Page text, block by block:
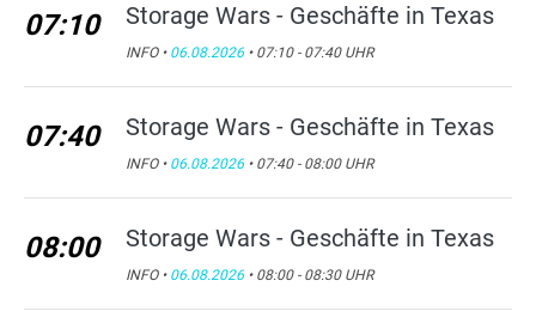
07:10 Storage Wars - Geschäfte in Texas
INFO • 06.08.2026 • 07:10 - 07:40 UHR
07:40 Storage Wars - Geschäfte in Texas
INFO • 06.08.2026 • 07:40 - 08:00 UHR
08:00 Storage Wars - Geschäfte in Texas
INFO • 06.08.2026 • 08:00 - 08:30 UHR